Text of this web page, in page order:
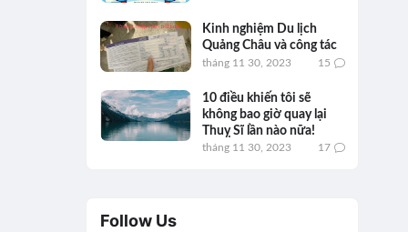
Kinh nghiệm Du lịch
Quảng Châu và công tác
tháng 11 30, 2023 15
10 điều khiến tôi sẽ
không bao giờ quay lại
Thuỵ Sĩ lần nào nữa!
tháng 11 30, 2023 17
Follow Us